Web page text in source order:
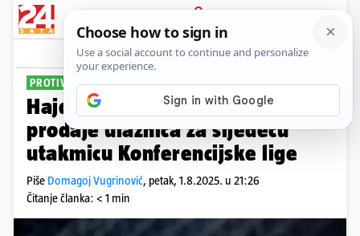
PRIJAVA
Sport Komentari
PROTIV DINAMO CITYJA
Hajduk objavio detalje oko
prodaje ulaznica za sljedeću
utakmicu Konferencijske lige
Piše Domagoj Vugrinović, petak, 1.8.2025. u 21:26
Čitanje članka: < 1 min